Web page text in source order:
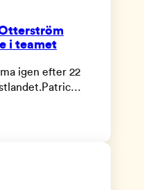
i teamet
igen efter 22